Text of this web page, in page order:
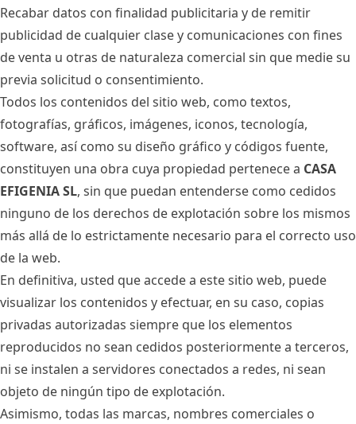
Recabar datos con finalidad publicitaria y de remitir
publicidad de cualquier clase y comunicaciones con fines
de venta u otras de naturaleza comercial sin que medie su
previa solicitud o consentimiento.
Todos los contenidos del sitio web, como textos,
fotografías, gráficos, imágenes, iconos, tecnología,
software, así como su diseño gráfico y códigos fuente,
constituyen una obra cuya propiedad pertenece a CASA
EFIGENIA SL, sin que puedan entenderse como cedidos
ninguno de los derechos de explotación sobre los mismos
más allá de lo estrictamente necesario para el correcto uso
de la web.
En definitiva, usted que accede a este sitio web, puede
visualizar los contenidos y efectuar, en su caso, copias
privadas autorizadas siempre que los elementos
reproducidos no sean cedidos posteriormente a terceros,
ni se instalen a servidores conectados a redes, ni sean
objeto de ningún tipo de explotación.
Asimismo, todas las marcas, nombres comerciales o